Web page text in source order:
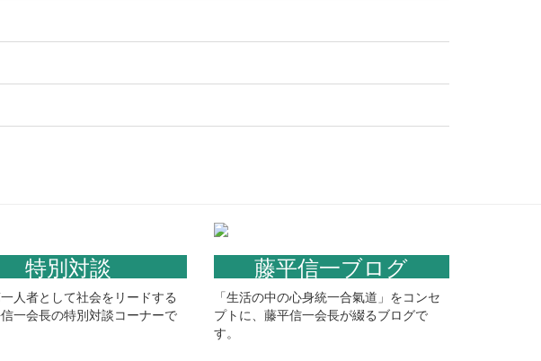
特別対談
人者として社会をリードする
一会長の特別対談コーナーで
藤平信一ブログ
「生活の中の心身統一合氣道」をコンセ
プトに、藤平信一会長が綴るブログで
す。